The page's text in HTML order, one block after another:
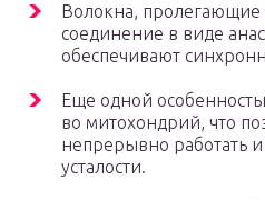
Волокна,
соединение в виде
обеспечивают
Еще одной
во митохондрий, что
непрерывно работать и
усталости.